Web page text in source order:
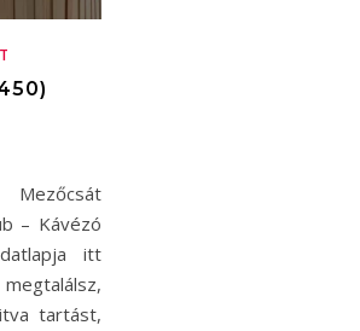
– Kávézó
itt
tartást,